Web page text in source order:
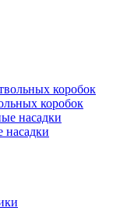
коробок
насадки